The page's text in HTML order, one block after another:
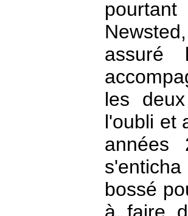
assuré
les
l'oubli et
années
bossé